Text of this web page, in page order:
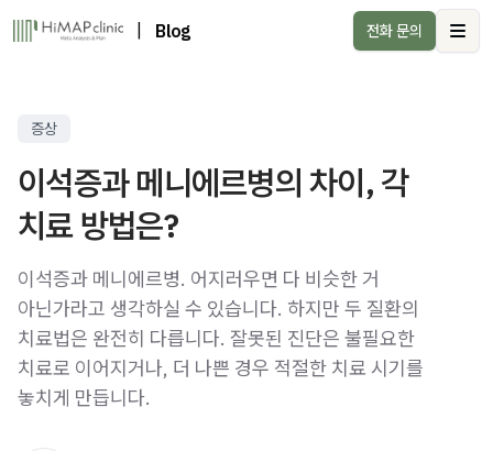
Blog 전화 문의
증상
이석증과 메니에르병의 차이, 각
치료 방법은?
이석증과 메니에르병. 어지러우면 다 비슷한 거
아닌가라고 생각하실 수 있습니다. 하지만 두 질환의
치료법은 완전히 다릅니다. 잘못된 진단은 불필요한
치료로 이어지거나, 더 나쁜 경우 적절한 치료 시기를
놓치게 만듭니다.